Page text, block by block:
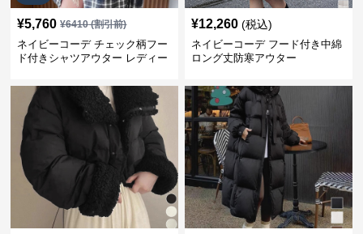
¥5,760 ¥6410(割引前)
ネイビーコーデ チェック柄フー
ド付きシャツアウター レディー
¥12,260 (税込)
ネイビーコーデ フード付き中綿
ロング丈防寒アウター